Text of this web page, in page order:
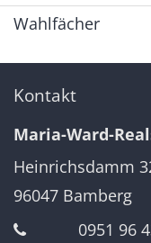
Wahlfächer
Kontakt
Maria-Ward-
Heinrichsdamm
96047 Bamberg
0951 96